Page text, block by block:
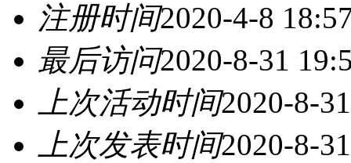
注册时间2020-4-8
最后访问2020-8-31
上次活动时间2020-8-
上次发表时间2020-8-